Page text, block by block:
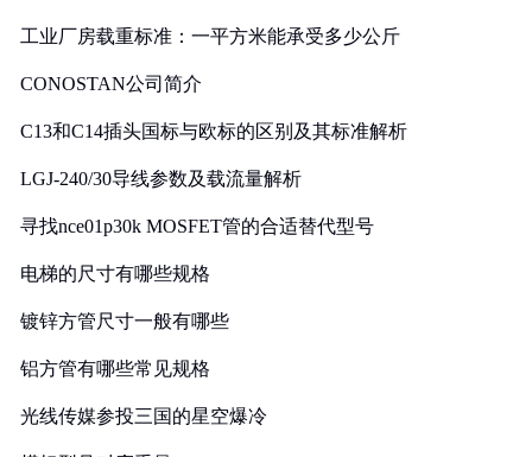
工业厂房载重标准：一平方米能承受多少公斤
CONOSTAN公司简介
C13和C14插头国标与欧标的区别及其标准解析
LGJ-240/30导线参数及载流量解析
寻找nce01p30k MOSFET管的合适替代型号
电梯的尺寸有哪些规格
镀锌方管尺寸一般有哪些
铝方管有哪些常见规格
光线传媒参投三国的星空爆冷